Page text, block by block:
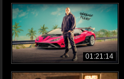
01:21:14